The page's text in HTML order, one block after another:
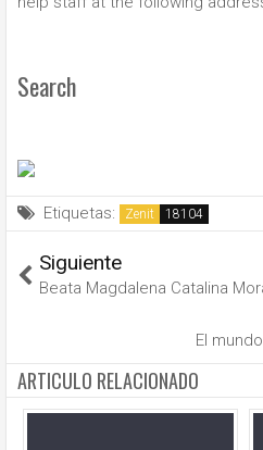
Search
Etiquetas: Zenit
Siguiente
Beata Magdalena Catalina
El
ARTICULO RELACIONADO